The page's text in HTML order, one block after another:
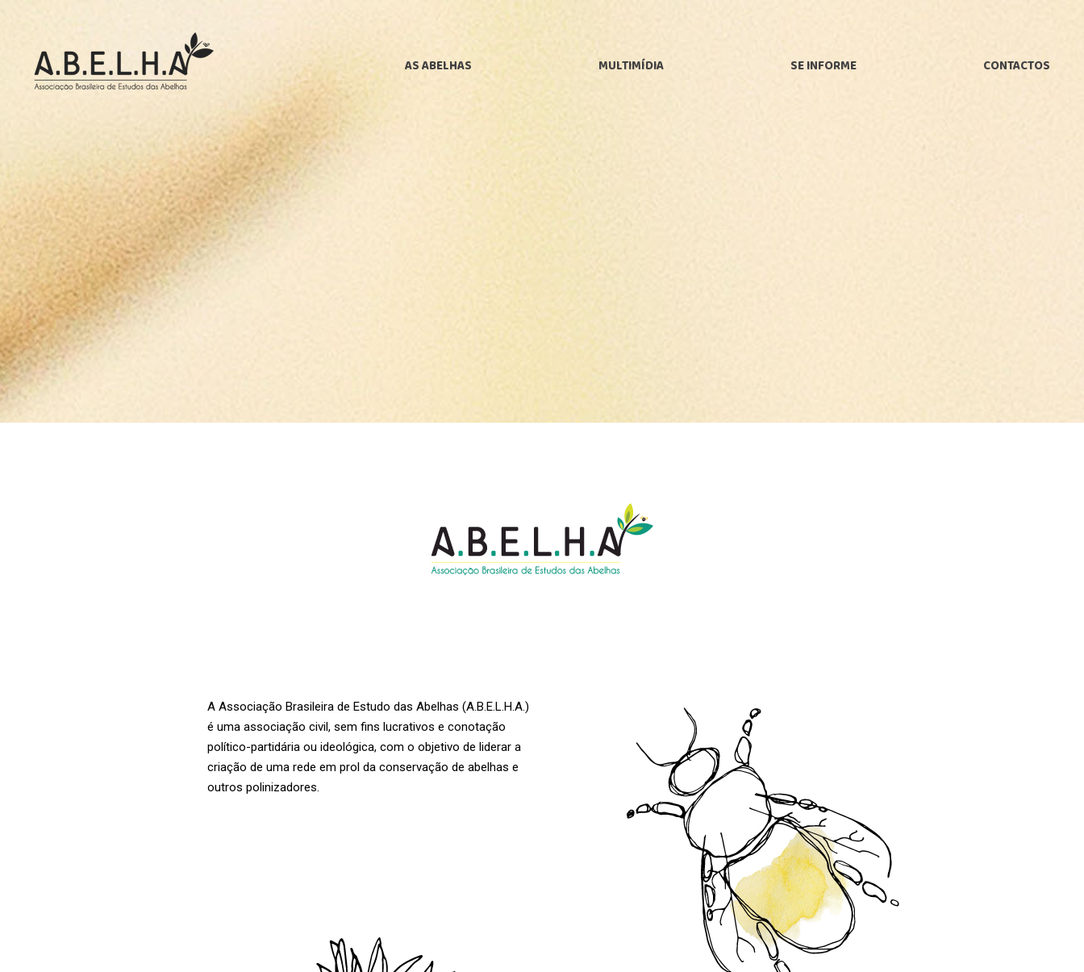
AS ABELHAS MULTIMÍDIA SE INFORME CONTACTOS
A Associação Brasileira de Estudo das Abelhas (A.B.E.L.H.A.)
é uma associação civil, sem fins lucrativos e conotação
político-partidária ou ideológica, com o objetivo de liderar a
criação de uma rede em prol da conservação de abelhas e
outros polinizadores.